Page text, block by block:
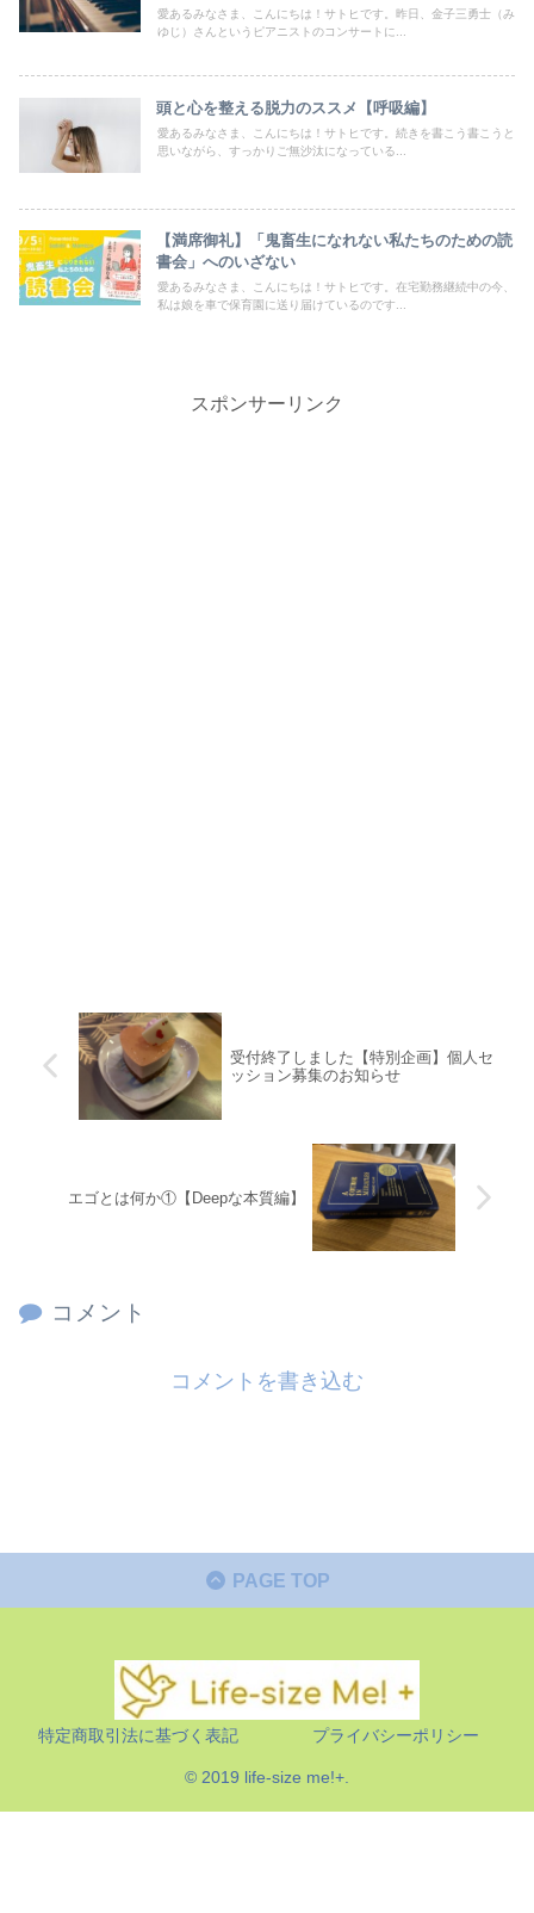
愛あるみなさま、こんにちは！サトヒです。昨日、金子三勇士（み
ゆじ）さんというピアニストのコンサートに...
頭と心を整える脱力のススメ【呼吸編】
愛あるみなさま、こんにちは！サトヒです。続きを書こう書こうと
思いながら、すっかりご無沙汰になっている...
【満席御礼】「鬼畜生になれない私たちのための読
書会」へのいざない
愛あるみなさま、こんにちは！サトヒです。在宅勤務継続中の今、
私は娘を車で保育園に送り届けているのです...
スポンサーリンク
受付終了しました【特別企画】個人セ
ッション募集のお知らせ
エゴとは何か①【Deepな本質編】
コメント
コメントを書き込む
PAGE TOP
特定商取引法に基づく表記 プライバシーポリシー
© 2019 life-size me!+.